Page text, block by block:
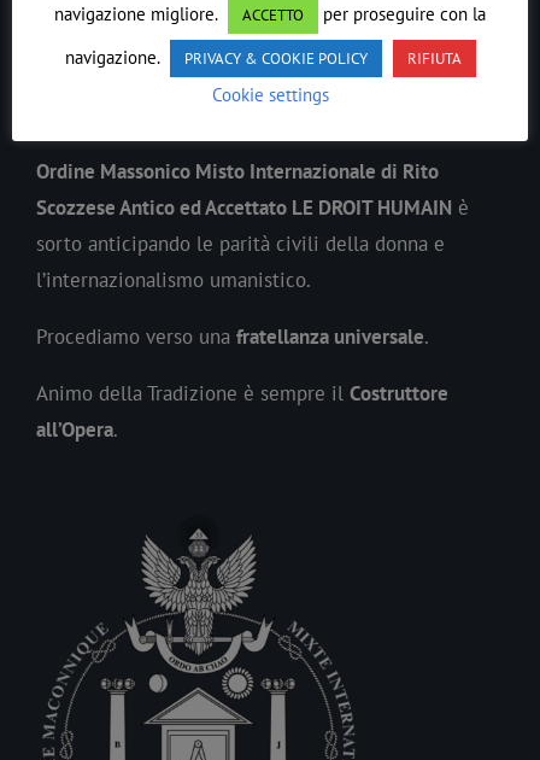
LE DROIT HUMAIN
In ogni epoca ilLavoro Massonicosi è evoluto
Ordine Massonico Misto Internazionale di Rito
Scozzese Antico ed Accettato LE DROIT HUMAIN è
sorto anticipando le parità civili della donna e
l’internazionalismo umanistico.
Procediamo verso una fratellanza universale.
Animo della Tradizione è sempre il Costruttore
all’Opera.
navigazione migliore.
ACCETTO
per proseguire con la
navigazione.
PRIVACY & COOKIE POLICY RIFIUTA
Cookie settings